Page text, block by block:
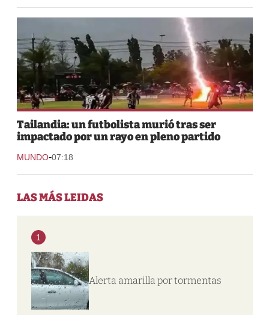
Tailandia: un futbolista murió tras ser
impactado por un rayo en pleno partido
MUNDO-07:18
LAS MÁS LEIDAS
1
Alerta amarilla por tormentas